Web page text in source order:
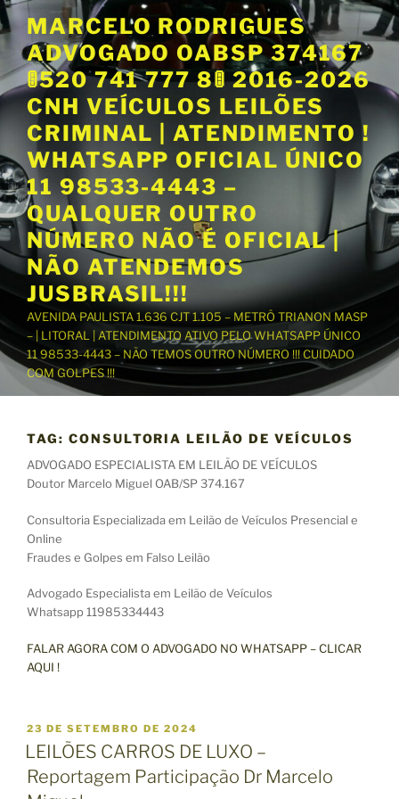
P
u
a
r
r
a
o
c
o
n
t
ú
d
MARCELO RODRIGUES
ADVOGADO OABSP 374167
🚦520 741 777 8🚦 2016-2026
CNH VEÍCULOS LEILÕES
CRIMINAL | ATENDIMENTO !
WHATSAPP OFICIAL ÚNICO
11 98533-4443 –
QUALQUER OUTRO
NÚMERO NÃO É OFICIAL |
NÃO ATENDEMOS
JUSBRASIL!!!
AVENIDA PAULISTA 1.636 CJT 1.105 – METRÔ TRIANON MASP
– | LITORAL | ATENDIMENTO ATIVO PELO WHATSAPP ÚNICO
11 98533-4443 – NÃO TEMOS OUTRO NÚMERO !!! CUIDADO
COM GOLPES !!!
TAG: CONSULTORIA LEILÃO DE VEÍCULOS
ADVOGADO ESPECIALISTA EM LEILÃO DE VEÍCULOS
Doutor Marcelo Miguel OAB/SP 374.167
Consultoria Especializada em Leilão de Veículos Presencial e
Online
Fraudes e Golpes em Falso Leilão
Advogado Especialista em Leilão de Veículos
Whatsapp 11985334443
FALAR AGORA COM O ADVOGADO NO WHATSAPP – CLICAR
AQUI !
P
U
B
L
I
23 DE SETEMBRO DE 2024
LEILÕES CARROS DE LUXO –
Reportagem Participação Dr Marcelo